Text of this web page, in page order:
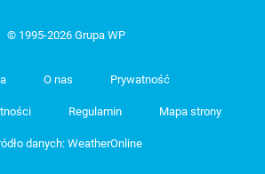
© 1995-2026 Grupa WP
O nas Prywatność
Regulamin Mapa strony
danych: WeatherOnline